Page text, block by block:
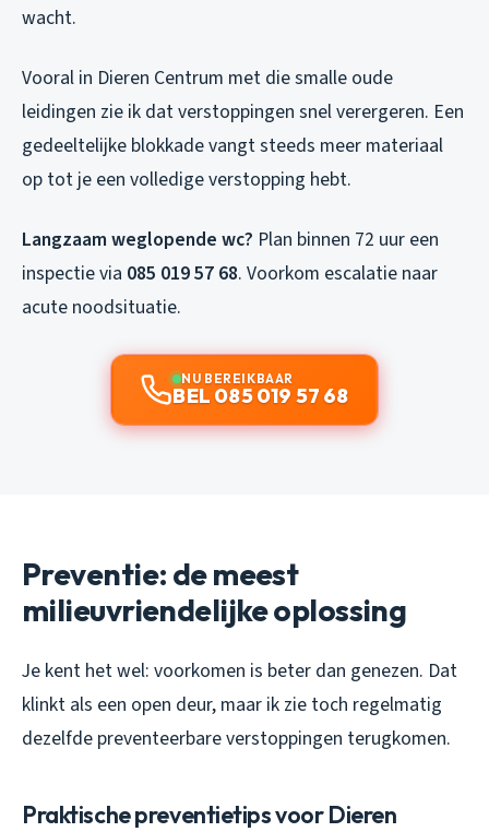
wacht.
Vooral in Dieren Centrum met die smalle oude
leidingen zie ik dat verstoppingen snel verergeren. Een
gedeeltelijke blokkade vangt steeds meer materiaal
op tot je een volledige verstopping hebt.
Langzaam weglopende wc? Plan binnen 72 uur een
inspectie via 085 019 57 68. Voorkom escalatie naar
acute noodsituatie.
NU BEREIKBAAR
BEL 085 019 57 68
Preventie: de meest
milieuvriendelijke oplossing
Je kent het wel: voorkomen is beter dan genezen. Dat
klinkt als een open deur, maar ik zie toch regelmatig
dezelfde preventeerbare verstoppingen terugkomen.
Praktische preventietips voor Dieren